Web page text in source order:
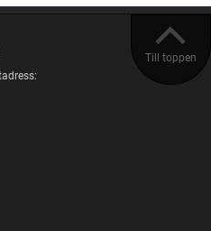
Till toppen